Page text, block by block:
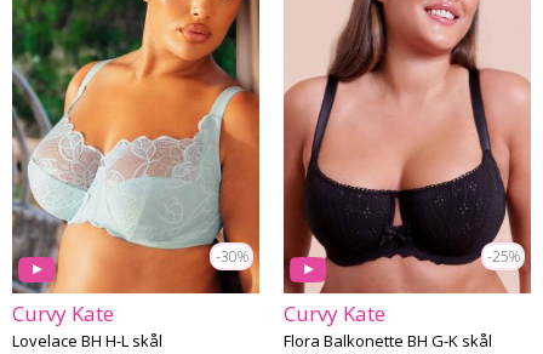
-30%
Curvy Kate
Lovelace BH H-L skål
-25%
Curvy Kate
Flora Balkonette BH G-K skål